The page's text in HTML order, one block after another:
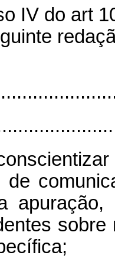
IV do art
de